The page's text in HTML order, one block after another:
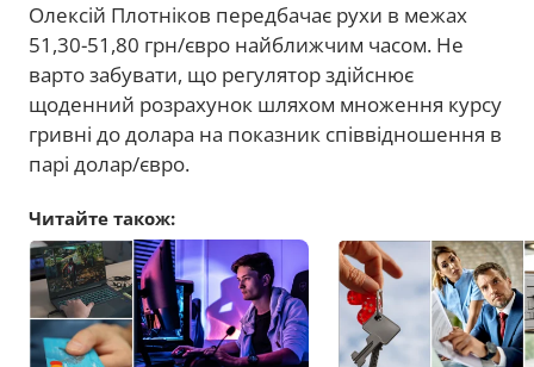
Олексій Плотніков передбачає рухи в межах
51,30-51,80 грн/євро найближчим часом. Не
варто забувати, що регулятор здійснює
щоденний розрахунок шляхом множення курсу
гривні до долара на показник співвідношення в
парі долар/євро.
Читайте також: